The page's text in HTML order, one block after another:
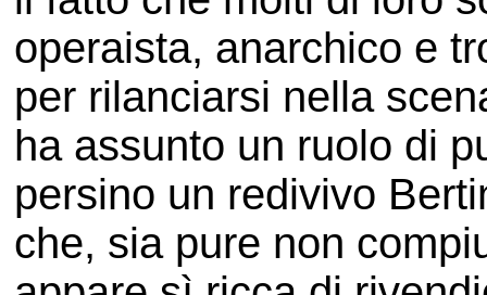
operaista, anarchico e
per rilanciarsi nella
ha assunto un ruolo di
persino un redivivo
che, sia pure non